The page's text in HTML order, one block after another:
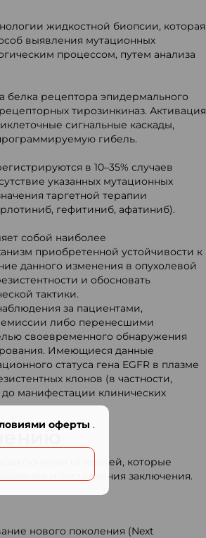
жидкостной биопсии, которая
выявления мутационных
процессом, путем анализа
белка рецептора эпидермального
тирозинкиназ. Активация
сигнальные каскады,
гибель.
в 10–35% случаев
указанных мутационных
таргетной терапии
гефитиниб, афатиниб).
собой наиболее
приобретенной устойчивости к
данного изменения в опухолевой
и обосновать
тактики.
за пациентами,
либо перенесшими
своевременного обнаружения
Имеющиеся данные
статуса гена EGFR в плазме
клонов (в частности,
манифестации клинических
от врачей, которые
и составления заключения.
нового поколения (Next
оферты .